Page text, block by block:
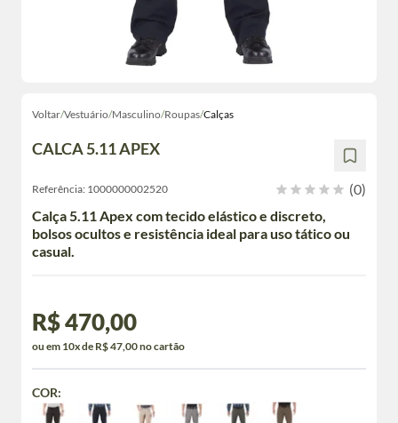
Voltar/Vestuário/Masculino/Roupas/Calças
CALCA 5.11 APEX
Referência: 1000000002520
(0)
Calça 5.11 Apex com tecido elástico e discreto,
bolsos ocultos e resistência ideal para uso tático ou
casual.
R$ 470,00
ou em 10x de R$ 47,00 no cartão
COR: